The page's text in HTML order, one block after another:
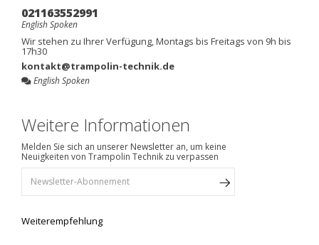
021163552991
English Spoken
Wir stehen zu Ihrer Verfügung, Montags bis Freitags von 9h bis
17h30
kontakt@trampolin-technik.de
English Spoken
Weitere Informationen
Melden Sie sich an unserer Newsletter an, um keine
Neuigkeiten von Trampolin Technik zu verpassen
Weiterempfehlung